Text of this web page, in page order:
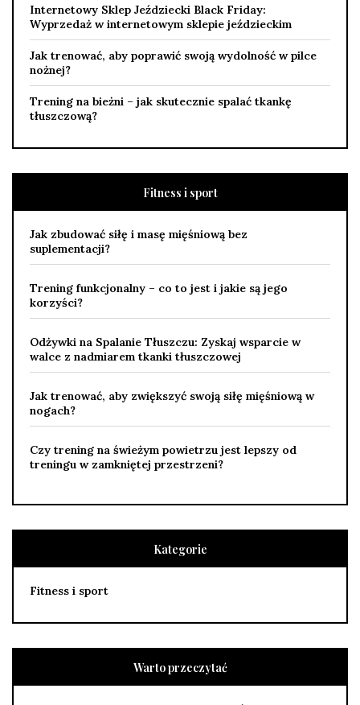
Internetowy Sklep Jeździecki Black Friday:
Wyprzedaż w internetowym sklepie jeździeckim
Jak trenować, aby poprawić swoją wydolność w pilce
nożnej?
Trening na bieżni – jak skutecznie spalać tkankę
tłuszczową?
Fitness i sport
Jak zbudować siłę i masę mięśniową bez
suplementacji?
Trening funkcjonalny – co to jest i jakie są jego
korzyści?
Odżywki na Spalanie Tłuszczu: Zyskaj wsparcie w
walce z nadmiarem tkanki tłuszczowej
Jak trenować, aby zwiększyć swoją siłę mięśniową w
nogach?
Czy trening na świeżym powietrzu jest lepszy od
treningu w zamkniętej przestrzeni?
Kategorie
Fitness i sport
Warto przeczytać